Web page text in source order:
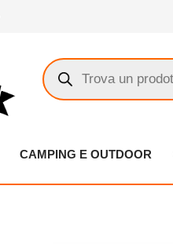
Products
search
CAMPING E OUTDOOR